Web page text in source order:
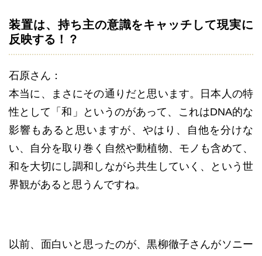
装置は、持ち主の意識をキャッチして現実に
反映する！？
石原さん：
本当に、まさにその通りだと思います。日本人の特
性として「和」というのがあって、これはDNA的な
影響もあると思いますが、やはり、自他を分けな
い、自分を取り巻く自然や動植物、モノも含めて、
和を大切にし調和しながら共生していく、という世
界観があると思うんですね。
以前、面白いと思ったのが、黒柳徹子さんがソニー